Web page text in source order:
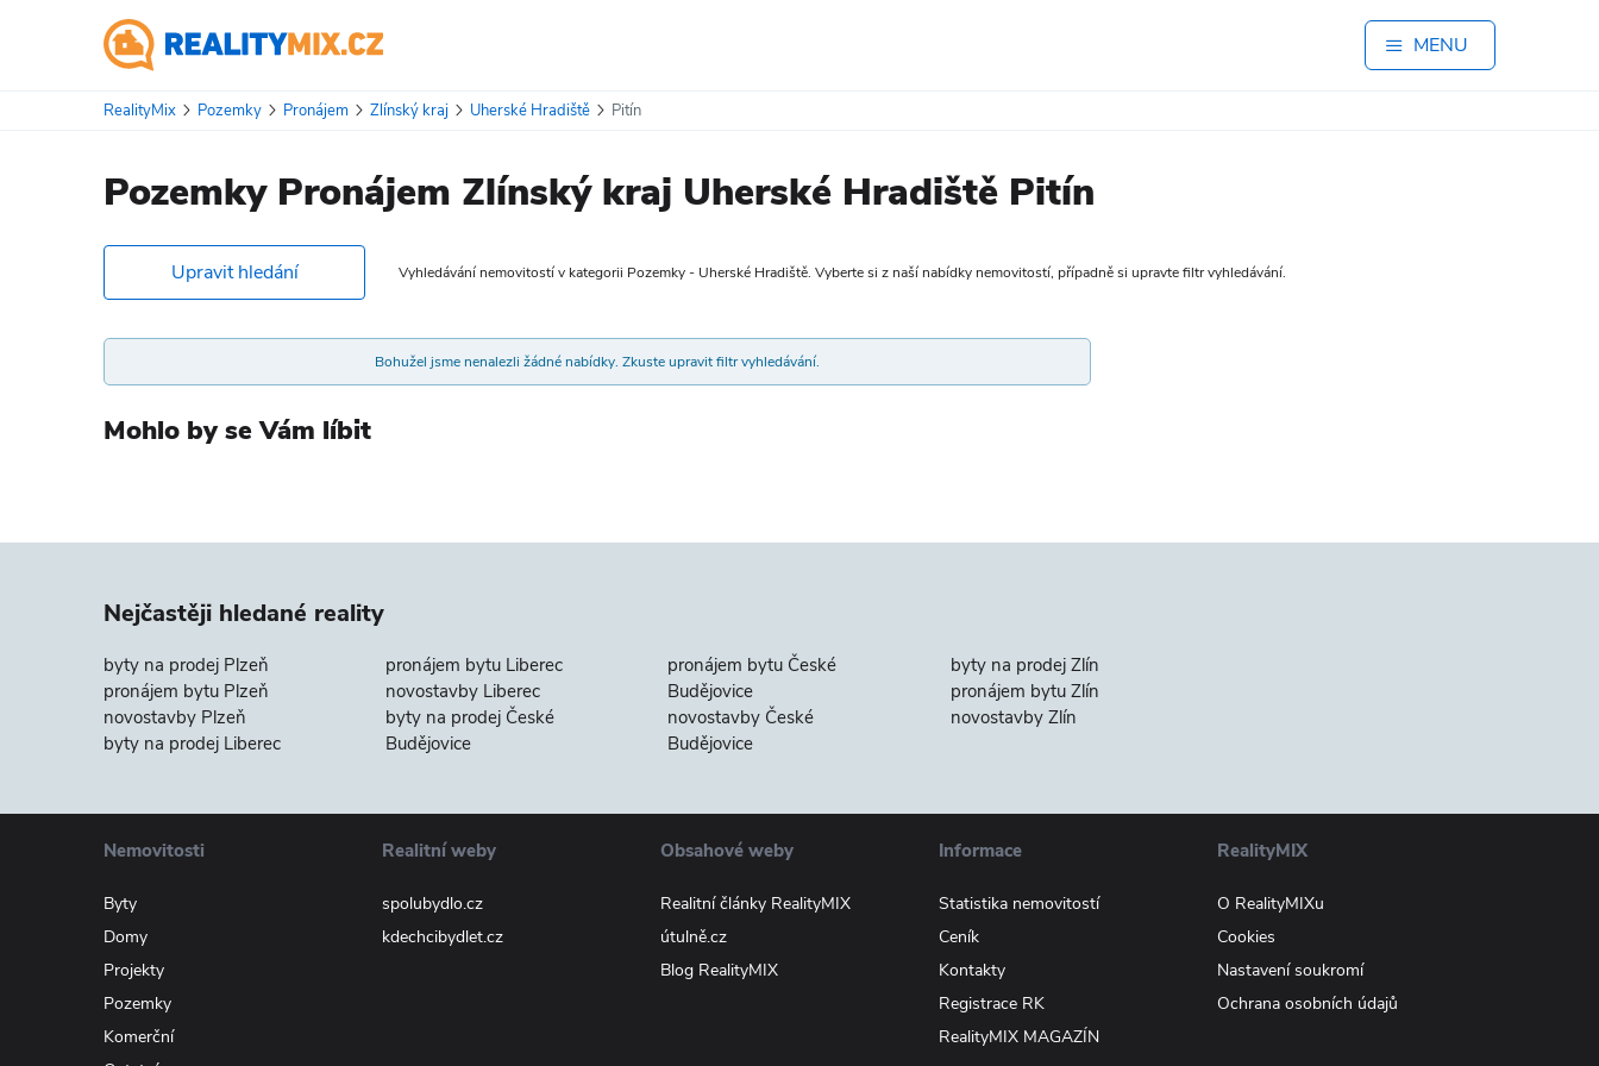
MENU
RealityMix Pozemky Pronájem Zlínský kraj Uherské Hradiště Pitín
Pozemky Pronájem Zlínský kraj Uherské Hradiště Pitín
Upravit hledání Vyhledávání nemovitostí v kategorii Pozemky - Uherské Hradiště. Vyberte si z naší nabídky nemovitostí, případně si upravte filtr vyhledávání.
Bohužel jsme nenalezli žádné nabídky. Zkuste upravit filtr vyhledávání.
Mohlo by se Vám líbit
Nejčastěji hledané reality
byty na prodej Plzeň
pronájem bytu Plzeň
novostavby Plzeň
byty na prodej Liberec
pronájem bytu Liberec
novostavby Liberec
byty na prodej České
Budějovice
pronájem bytu České
Budějovice
novostavby České
Budějovice
byty na prodej Zlín
pronájem bytu Zlín
novostavby Zlín
Nemovitosti
Byty
Domy
Projekty
Pozemky
Komerční
Realitní weby
spolubydlo.cz
kdechcibydlet.cz
Obsahové weby
Realitní články RealityMIX
útulně.cz
Blog RealityMIX
Informace
Statistika nemovitostí
Ceník
Kontakty
Registrace RK
RealityMIX MAGAZÍN
RealityMIX
O RealityMIXu
Cookies
Nastavení soukromí
Ochrana osobních údajů